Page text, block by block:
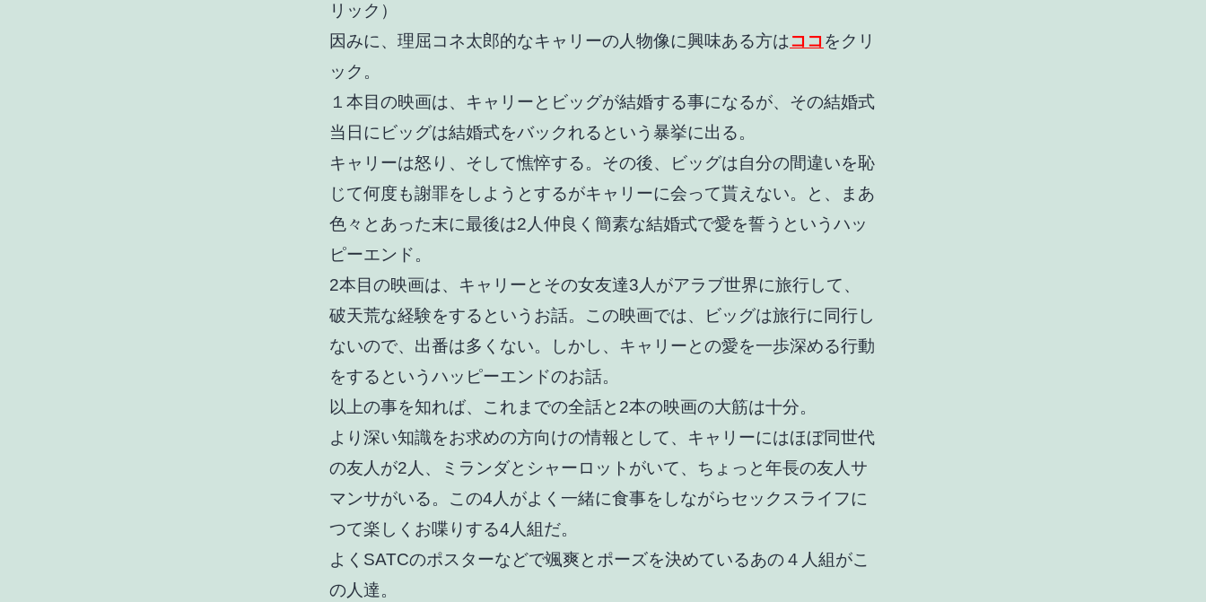
リック）
因みに、理屈コネ太郎的なキャリーの人物像に興味ある方はココ をクリ
ック。
１本目の映画は、キャリーとビッグが結婚する事になるが、その結婚式
当日にビッグは結婚式をバックれるという暴挙に出る。
キャリーは怒り、そして憔悴する。その後、ビッグは自分の間違いを恥
じて何度も謝罪をしようとするがキャリーに会って貰えない。と、まあ
色々とあった末に最後は2人仲良く簡素な結婚式で愛を誓うというハッ
ピーエンド。
2本目の映画は、キャリーとその女友達3人がアラブ世界に旅行して、
破天荒な経験をするというお話。この映画では、ビッグは旅行に同行し
ないので、出番は多くない。しかし、キャリーとの愛を一歩深める行動
をするというハッピーエンドのお話。
以上の事を知れば、これまでの全話と2本の映画の大筋は十分。
より深い知識をお求めの方向けの情報として、キャリーにはほぼ同世代
の友人が2人、ミランダとシャーロットがいて、ちょっと年長の友人サ
マンサがいる。この4人がよく一緒に食事をしながらセックスライフに
つて楽しくお喋りする4人組だ。
よくSATCのポスターなどで颯爽とポーズを決めているあの４人組がこ
の人達。